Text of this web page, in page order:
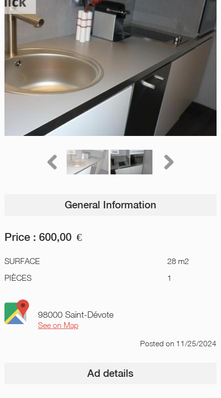
General Information
Price : 600,00 €
SURFACE
28 m2
PIÈCES
1
98000 Saint-Dévote
See on Map
Postedon 11/25/2024
Ad details